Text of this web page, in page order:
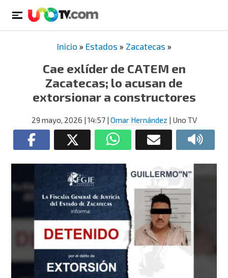
Inicio » Estados » Zacatecas »
Cae exlíder de CATEM en
Zacatecas; lo acusan de
extorsionar a constructores
29 mayo, 2026 | 14:57| Omar Hernández | Uno TV